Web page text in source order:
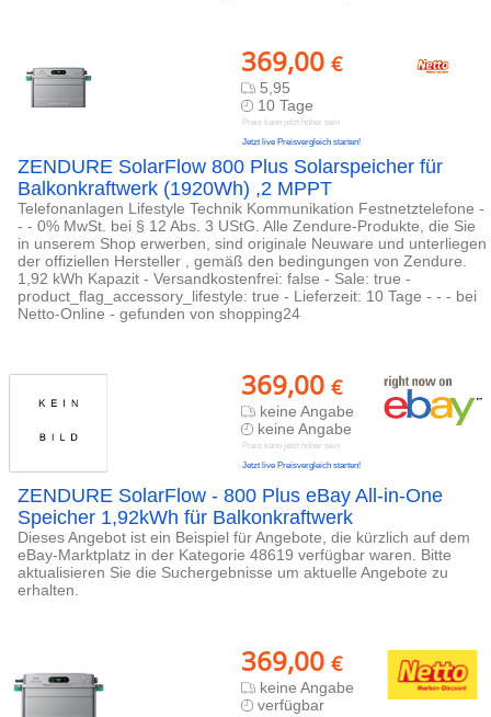
369,00 €
5,95
10 Tage
Preis kann jetzt höher sein
Jetzt live Preisvergleich starten!
ZENDURE SolarFlow 800 Plus Solarspeicher für
Balkonkraftwerk (1920Wh) ,2 MPPT
Telefonanlagen Lifestyle Technik Kommunikation Festnetztelefone -
- - 0% MwSt. bei § 12 Abs. 3 UStG. Alle Zendure-Produkte, die Sie
in unserem Shop erwerben, sind originale Neuware und unterliegen
der offiziellen Hersteller , gemäß den bedingungen von Zendure.
1,92 kWh Kapazit - Versandkostenfrei: false - Sale: true -
product_flag_accessory_lifestyle: true - Lieferzeit: 10 Tage - - - bei
Netto-Online - gefunden von shopping24
369,00 €
keine Angabe
keine Angabe
Preis kann jetzt höher sein
Jetzt live Preisvergleich starten!
ZENDURE SolarFlow - 800 Plus eBay All-in-One
Speicher 1,92kWh für Balkonkraftwerk
Dieses Angebot ist ein Beispiel für Angebote, die kürzlich auf dem
eBay-Marktplatz in der Kategorie 48619 verfügbar waren. Bitte
aktualisieren Sie die Suchergebnisse um aktuelle Angebote zu
erhalten.
369,00 €
keine Angabe
verfügbar